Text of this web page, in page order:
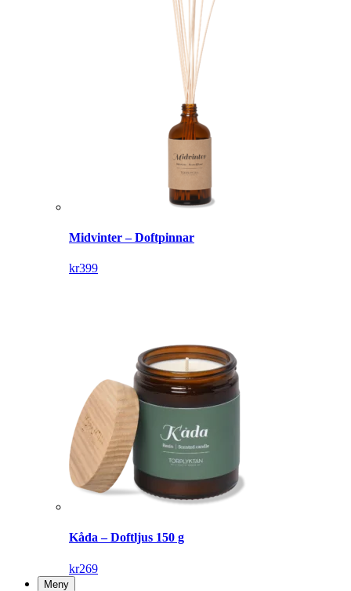
Midvinter – Doftpinnar
kr399
Kåda – Doftljus 150 g
kr269
Meny